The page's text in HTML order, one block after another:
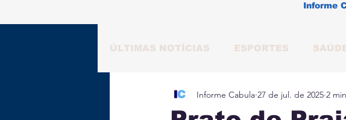
Informe
ÚLTIMAS NOTÍCIAS ESPORTES
RAFAELA NATALY ALMERINDO SOUZA
Informe Cabula 27 de jul. de 2025 2